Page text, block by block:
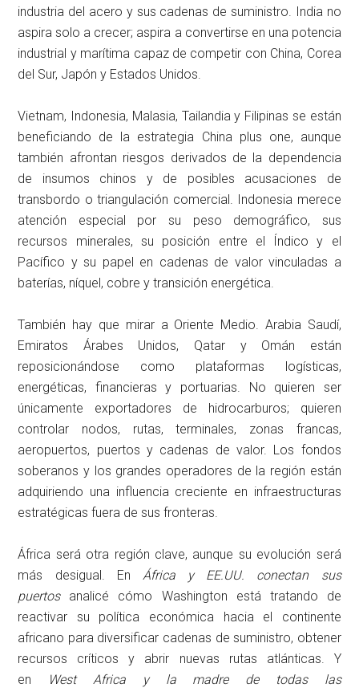
industria del acero y sus cadenas de suministro. India no
aspira solo a crecer; aspira a convertirse en una potencia
industrial y marítima capaz de competir con China, Corea
del Sur, Japón y Estados Unidos.
Vietnam, Indonesia, Malasia, Tailandia y Filipinas se están
beneficiando de la estrategia China plus one, aunque
también afrontan riesgos derivados de la dependencia
de insumos chinos y de posibles acusaciones de
transbordo o triangulación comercial. Indonesia merece
atención especial por su peso demográfico, sus
recursos minerales, su posición entre el Índico y el
Pacífico y su papel en cadenas de valor vinculadas a
baterías, níquel, cobre y transición energética.
También hay que mirar a Oriente Medio. Arabia Saudí,
Emiratos Árabes Unidos, Qatar y Omán están
reposicionándose como plataformas logísticas,
energéticas, financieras y portuarias. No quieren ser
únicamente exportadores de hidrocarburos; quieren
controlar nodos, rutas, terminales, zonas francas,
aeropuertos, puertos y cadenas de valor. Los fondos
soberanos y los grandes operadores de la región están
adquiriendo una influencia creciente en infraestructuras
estratégicas fuera de sus fronteras.
África será otra región clave, aunque su evolución será
más desigual. En África y EE.UU. conectan sus
puertosanalicé cómo Washington está tratando de
reactivar su política económica hacia el continente
africano para diversificar cadenas de suministro, obtener
recursos críticos y abrir nuevas rutas atlánticas. Y
en
West Africa y la madre de todas las